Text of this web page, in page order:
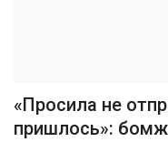
«Просила не
пришлось»: